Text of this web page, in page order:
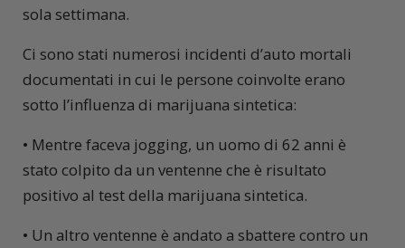
sola settimana.
Ci sono stati numerosi incidenti d’auto mortali
documentati in cui le persone coinvolte erano
sotto l’influenza di marijuana sintetica:
• Mentre faceva jogging, un uomo di 62 anni è
stato colpito da un ventenne che è risultato
positivo al test della marijuana sintetica.
• Un altro ventenne è andato a sbattere contro un